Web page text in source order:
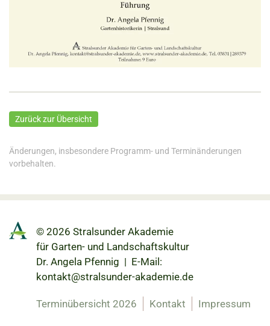
Zurück zur Übersicht
Änderungen, insbesondere Programm- und Terminänderungen
vorbehalten.
© 2026 Stralsunder Akademie
für Garten- und Landschaftskultur
Dr. Angela Pfennig | E-Mail:
kontakt@stralsunder-akademie.de
Terminübersicht 2026 Kontakt Impressum